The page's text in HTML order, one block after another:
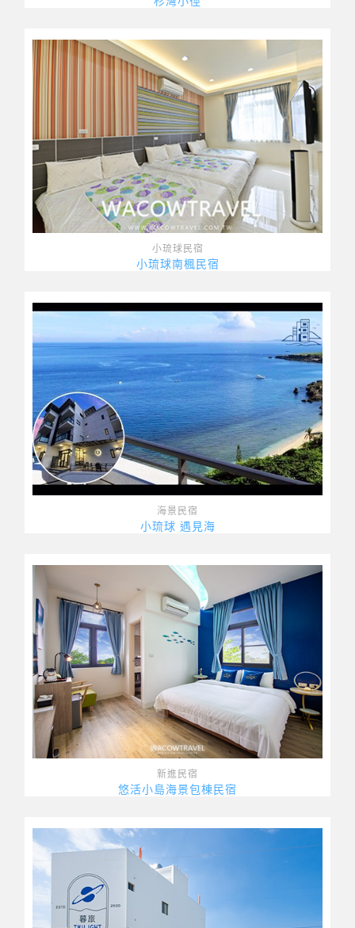
小琉球民宿
小琉球南楓民宿
海景民宿
小琉球 遇見海
新進民宿
悠活小島海景包棟民宿